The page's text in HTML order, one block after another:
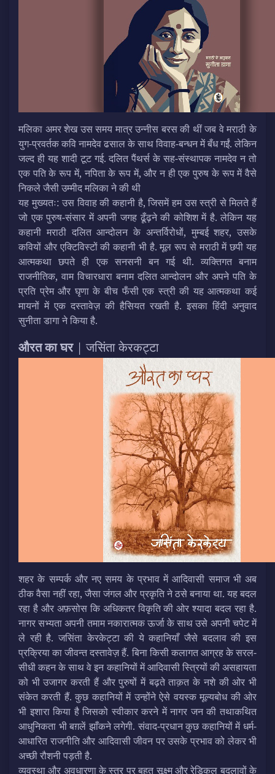
मलिका अमर शेख उस समय मात्र उन्‍नीस बरस की थीं जब वे मराठी के
युग-प्रवर्तक कवि नामदेव ढसाल के साथ विवाह-बन्धन में बँध गईं. लेकिन
जल्द ही यह शादी टूट गई. दलित पैंथर्स के सह-संस्थापक नामदेव न तो
एक पति के रूप में, नपिता के रूप में, और न ही एक पुरुष के रूप में वैसे
निकले जैसी उम्मीद मलिका ने की थी
यह मुख्यतः: उस विवाह की कहानी है, जिसमें हम उस स्त्री से मिलते हैं
जो एक पुरुष-संसार में अपनी जगह ढूँढ़ने की कोशिश में है. लेकिन यह
कहानी मराठी दलित आन्दोलन के अन्तर्विरोधों, मुम्बई शहर, उसके
कवियों और एक्टिविस्टों की कहानी भी है. मूल रूप से मराठी में छपी यह
आत्मकथा छपते ही एक सनसनी बन गई थी. व्यक्तिगत बनाम
राजनीतिक, वाम विचारधारा बनाम दलित आन्दोलन और अपने पति के
प्रति प्रेम और घृणा के बीच फँसी एक स्त्री की यह आत्मकथा कई
मायनों में एक दस्तावेज़ की हैसियत रखती है. इसका हिंदी अनुवाद
सुनीता डागा ने किया है.
औरत का घर| जसिंता केरकट्टा
शहर के सम्पर्क और नए समय के प्रभाव में आदिवासी समाज भी अब
ठीक वैसा नहीं रहा, जैसा जंगल और प्रकृति ने ठसे बनाया था. यह बदल
रहा है और अफ़सोस कि अधिकतर विकृति की ओर श्यादा बदल रहा है.
नागर सभ्यता अपनी तमाम नकारात्मक ऊर्जा के साथ उसे अपनी चपेट में
ले रही है. जसिंता केरकेट्टा की ये कहानियाँ जैसे बदलाव की इस
प्रक्रिया का जीवन्त दस्तावेज़ हैं. बिना किसी कलागत आग्रह के सरल-
सीधी कहन के साथ वे इन कहानियों में आदिवासी स्त्रियों की असहायता
को भी उजागर करती हैं और पुरुषों में बढ़ते ताक़त के नशे की ओर भी
संकेत करती हैं. कुछ कहानियों में उन्होंने ऐसे वयस्क मूल्यबोध की ओर
भी इशारा किया है जिसको स्वीकार करने में नागर जन की तथाकथित
आधुनिकता भी बग़लें झाँकने लगेगी. संवाद-प्रधान कुछ कहानियों में धर्म-
आधारित राजनीति और आदिवासी जीवन पर उसके प्रभाव को लेकर भी
अच्छी रौशनी पड़ती है.
व्यवस्था और अवधारणा के स्तर पर बहुत सूक्ष्म और रेडिकल बदलावों के